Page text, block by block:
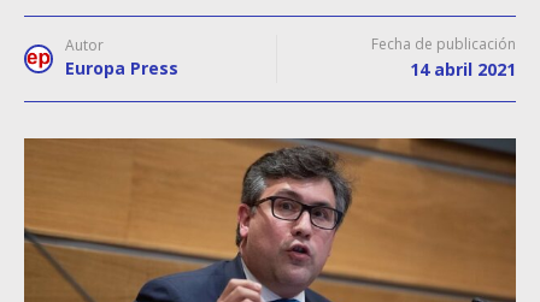
Autor
Europa Press
Fecha de publicación
14 abril 2021